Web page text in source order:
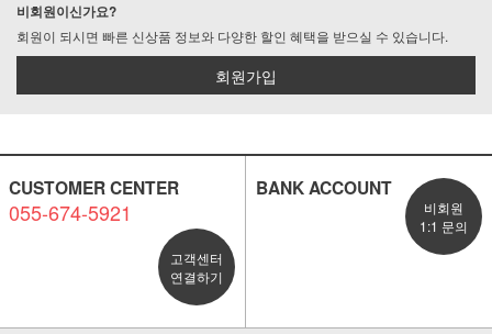
비회원이신가요?
회원이 되시면 빠른 신상품 정보와 다양한 할인 혜택을 받으실 수 있습니다.
회원가입
CUSTOMER CENTER
055-674-5921
고객센터
연결하기
BANK ACCOUNT
비회원
1:1 문의